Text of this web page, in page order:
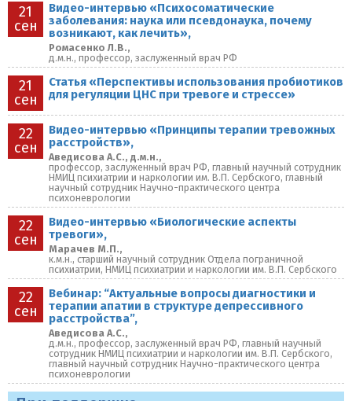
21
сен
Видео-интервью «Психосоматические
заболевания: наука или псевдонаука, почему
возникают, как лечить»,
Ромасенко Л.В.,
д.м.н., профессор, заслуженный врач РФ
21
сен
Статья «Перспективы использования пробиотиков
для регуляции ЦНС при тревоге и стрессе»
22
сен
Видео-интервью «Принципы терапии тревожных
расстройств»,
Аведисова А.С., д.м.н.,
профессор, заслуженный врач РФ, главный научный сотрудник
НМИЦ психиатрии и наркологии им. В.П. Сербского, главный
научный сотрудник Научно-практического центра
психоневрологии
22
сен
Видео-интервью «Биологические аспекты
тревоги»,
Марачев М.П.,
к.м.н., старший научный сотрудник Отдела пограничной
психиатрии, НМИЦ психиатрии и наркологии им. В.П. Сербского
22
сен
Вебинар: “Актуальные вопросы диагностики и
терапии апатии в структуре депрессивного
расстройства”,
Аведисова А.С.,
д.м.н., профессор, заслуженный врач РФ, главный научный
сотрудник НМИЦ психиатрии и наркологии им. В.П. Сербского,
главный научный сотрудник Научно-практического центра
психоневрологии